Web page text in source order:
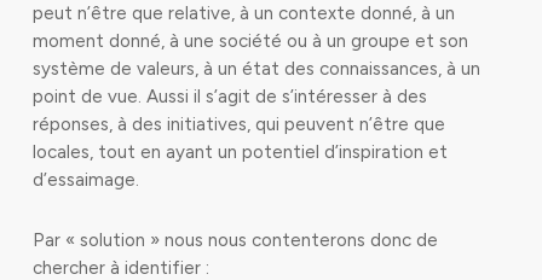
peut n’être que relative, à un contexte donné, à un
moment donné, à une société ou à un groupe et son
système de valeurs, à un état des connaissances, à un
point de vue. Aussi il s’agit de s’intéresser à des
réponses, à des initiatives, qui peuvent n’être que
locales, tout en ayant un potentiel d’inspiration et
d’essaimage.
Par « solution » nous nous contenterons donc de
chercher à identifier :